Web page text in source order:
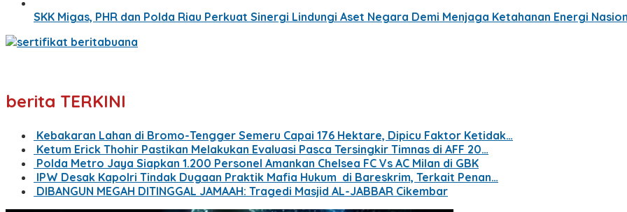
SKK Migas, PHR dan Polda Riau Perkuat Sinergi Lindungi Aset Negara Demi Menjaga Ketahanan Energi
berita TERKINI
Kebakaran Lahan di Bromo-Tengger Semeru Capai 176 Hektare, Dipicu Faktor Ketidak…
Ketum Erick Thohir Pastikan Melakukan Evaluasi Pasca Tersingkir Timnas di AFF 20…
Polda Metro Jaya Siapkan 1.200 Personel Amankan Chelsea FC Vs AC Milan di GBK
IPW Desak Kapolri Tindak Dugaan Praktik Mafia Hukum di Bareskrim, Terkait Penan…
DIBANGUN MEGAH DITINGGAL JAMAAH: Tragedi Masjid AL-JABBAR Cikembar